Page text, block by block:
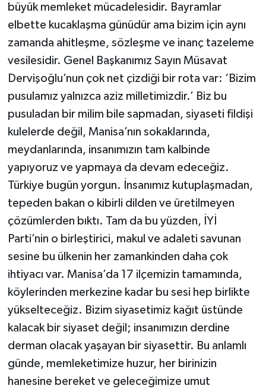
büyük memleket mücadelesidir. Bayramlar
elbette kucaklaşma günüdür ama bizim için aynı
zamanda ahitleşme, sözleşme ve inanç tazeleme
vesilesidir. Genel Başkanımız Sayın Müsavat
Dervişoğlu’nun çok net çizdiği bir rota var: ‘Bizim
pusulamız yalnızca aziz milletimizdir.’ Biz bu
pusuladan bir milim bile sapmadan, siyaseti fildişi
kulelerde değil, Manisa’nın sokaklarında,
meydanlarında, insanımızın tam kalbinde
yapıyoruz ve yapmaya da devam edeceğiz.
Türkiye bugün yorgun. İnsanımız kutuplaşmadan,
tepeden bakan o kibirli dilden ve üretilmeyen
çözümlerden bıktı. Tam da bu yüzden, İYİ
Parti’nin o birleştirici, makul ve adaleti savunan
sesine bu ülkenin her zamankinden daha çok
ihtiyacı var. Manisa’da 17 ilçemizin tamamında,
köylerinden merkezine kadar bu sesi hep birlikte
yükselteceğiz. Bizim siyasetimiz kağıt üstünde
kalacak bir siyaset değil; insanımızın derdine
derman olacak yaşayan bir siyasettir. Bu anlamlı
günde, memleketimize huzur, her birinizin
hanesine bereket ve geleceğimize umut